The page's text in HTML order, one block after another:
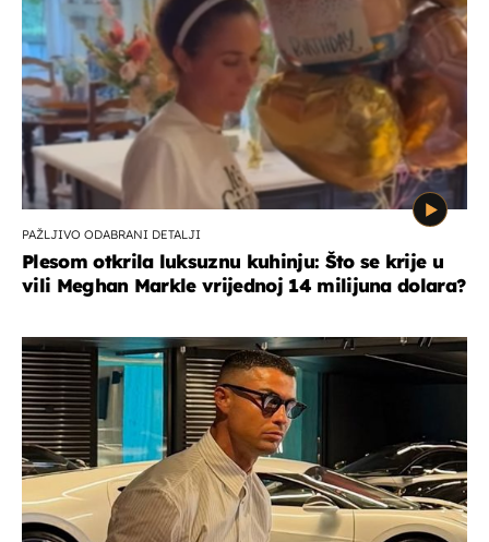
PAŽLJIVO ODABRANI DETALJI
Plesom otkrila luksuznu kuhinju: Što se krije u
vili Meghan Markle vrijednoj 14 milijuna dolara?